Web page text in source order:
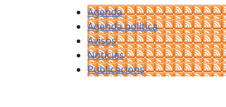
Agenda
Agenda política
Avisos
Notícies
Publicacions